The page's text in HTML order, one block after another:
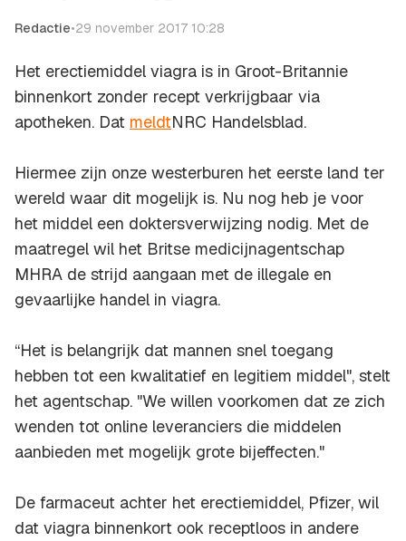
Redactie•29 november 2017 10:28
Het erectiemiddel viagra is in Groot-Britannie
binnenkort zonder recept verkrijgbaar via
apotheken. Dat meldtNRC Handelsblad.
Hiermee zijn onze westerburen het eerste land ter
wereld waar dit mogelijk is. Nu nog heb je voor
het middel een doktersverwijzing nodig. Met de
maatregel wil het Britse medicijnagentschap
MHRA de strijd aangaan met de illegale en
gevaarlijke handel in viagra.
“Het is belangrijk dat mannen snel toegang
hebben tot een kwalitatief en legitiem middel", stelt
het agentschap. "We willen voorkomen dat ze zich
wenden tot online leveranciers die middelen
aanbieden met mogelijk grote bijeffecten."
De farmaceut achter het erectiemiddel, Pfizer, wil
dat viagra binnenkort ook receptloos in andere